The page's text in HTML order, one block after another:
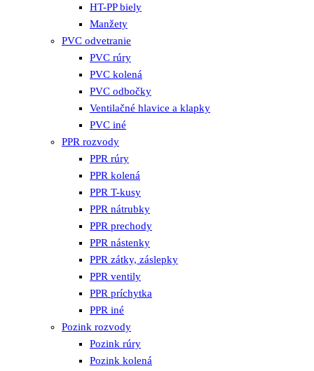
HT-PP biely
Manžety
PVC odvetranie
PVC rúry
PVC kolená
PVC odbočky
Ventilačné hlavice a klapky
PVC iné
PPR rozvody
PPR rúry
PPR kolená
PPR T-kusy
PPR nátrubky
PPR prechody
PPR nástenky
PPR zátky, záslepky
PPR ventily
PPR príchytka
PPR iné
Pozink rozvody
Pozink rúry
Pozink kolená